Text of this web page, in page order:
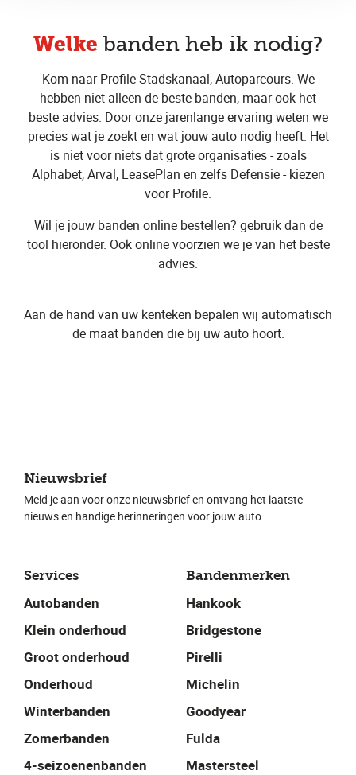
Welke banden heb ik nodig?
Kom naar Profile Stadskanaal, Autoparcours. We
hebben niet alleen de beste banden, maar ook het
beste advies. Door onze jarenlange ervaring weten we
precies wat je zoekt en wat jouw auto nodig heeft. Het
is niet voor niets dat grote organisaties - zoals
Alphabet, Arval, LeasePlan en zelfs Defensie - kiezen
voor Profile.
Wil je jouw banden online bestellen? gebruik dan de
tool hieronder. Ook online voorzien we je van het beste
advies.
Aan de hand van uw kenteken bepalen wij automatisch
de maat banden die bij uw auto hoort.
Services
Autobanden
Klein onderhoud
Groot onderhoud
Onderhoud
Winterbanden
Zomerbanden
4-seizoenenbanden
Bandenmerken
Hankook
Bridgestone
Pirelli
Michelin
Goodyear
Fulda
Mastersteel
Nieuwsbrief
Meld je aan voor onze nieuwsbrief en ontvang het laatste
nieuws en handige herinneringen voor jouw auto.